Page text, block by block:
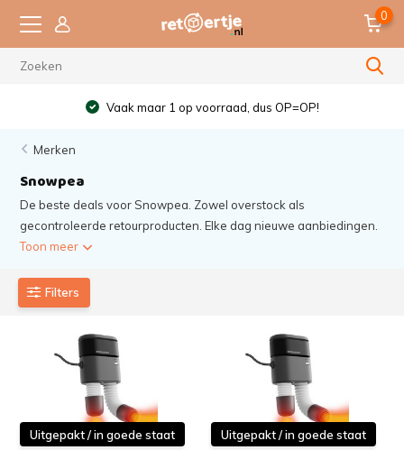
0
Vaak maar 1 op voorraad, dus OP=OP!
Merken
Snowpea
De beste deals voor Snowpea. Zowel overstock als
gecontroleerde retourproducten. Elke dag nieuwe aanbiedingen.
Toon meer
Filters
Uitgepakt / in goede staat Uitgepakt / in goede staat